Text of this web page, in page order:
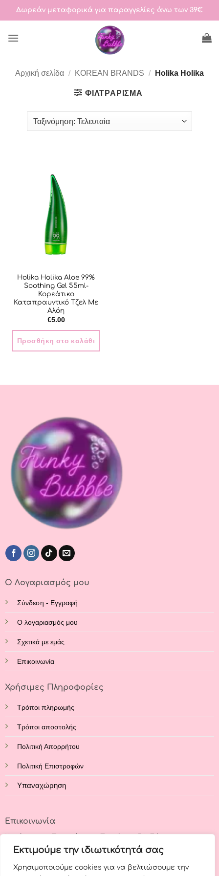
Εκτιμούμε την ιδιωτικότητά σας
Χρησιμοποιούμε cookies για να βελτιώσουμε την
Μετάβαση
Δωρεάν μεταφορικά για παραγγελίες άνω των 39€
Αρχική σελίδα / KOREAN BRANDS / Holika Holika
ΦΙΛΤΡΆΡΙΣΜΑ
Holika Holika Aloe 99%
Soothing Gel 55ml-
Κορεάτικο
Καταπραυντικό Τζελ Με
Αλόη
€5.00
Προσθήκη στο καλάθι
Ο Λογαριασμός μου
Σύνδεση - Εγγραφή
Ο λογαριασμός μου
Σχετικά με εμάς
Επικοινωνία
Χρήσιμες Πληροφορίες
Τρόποι πληρωμής
Τρόποι αποστολής
Πολιτική Απορρήτου
Πολιτική Επιστροφών
Υπαναχώρηση
Επικοινωνία
Κατάστημα: Στρατάρχου Παπάγου 54, Εύοσμος,
Θεσσαλονίκη, 56224
Τηλέφωνο: +30 23140 62644